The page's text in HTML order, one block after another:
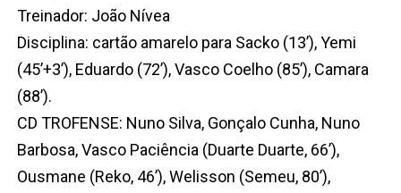
Treinador: João Nívea
Disciplina: cartão amarelo para Sacko (13’), Yemi
(45’+3’), Eduardo (72’), Vasco Coelho (85’), Camara
(88’).
CD TROFENSE: Nuno Silva, Gonçalo Cunha, Nuno
Barbosa, Vasco Paciência (Duarte Duarte, 66’),
Ousmane (Reko, 46’), Welisson (Semeu, 80’),